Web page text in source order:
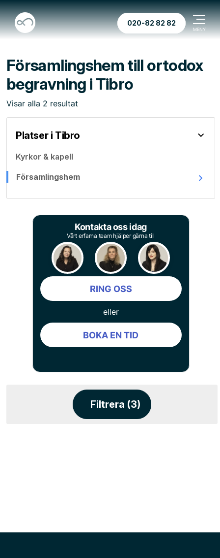
020-82 82 82
Församlingshem till ortodox
begravning i Tibro
Visar alla 2 resultat
Platser i Tibro
Kyrkor & kapell
Församlingshem
Kontakta oss idag
Vårt erfarna team hjälper gärna till
RING OSS
eller
BOKA EN TID
Filtrera (3)